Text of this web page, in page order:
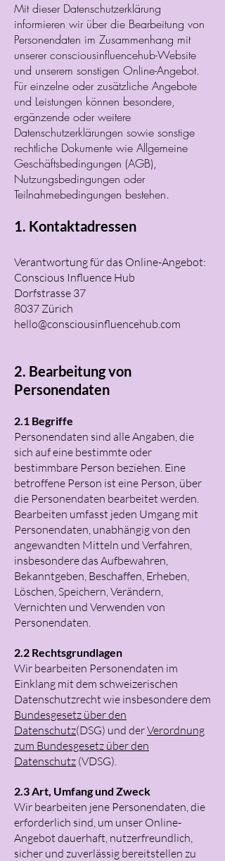
Mit dieser Datenschutzerklärung
informieren wir über die Bearbeitung von
Personendaten im Zusammenhang mit
unserer consciousinfluencehub-Website
und unserem sonstigen Online-Angebot.
Für einzelne oder zusätzliche Angebote
und Leistungen können besondere,
ergänzende oder weitere
Datenschutzerklärungen sowie sonstige
rechtliche Dokumente wie Allgemeine
Geschäftsbedingungen (AGB),
Nutzungsbedingungen oder
Teilnahmebedingungen bestehen.
1. Kontaktadressen
Verantwortung für das Online-Angebot:
Conscious Influence Hub
Dorfstrasse 37
8037 Zürich
hello@consciousinfluencehub.com
2. Bearbeitung von
Personendaten
2.1 Begriffe
Personendaten sind alle Angaben, die
sich auf eine bestimmte oder
bestimmbare Person beziehen. Eine
betroffene Person ist eine Person, über
die Personendaten bearbeitet werden.
Bearbeiten umfasst jeden Umgang mit
Personendaten, unabhängig von den
angewandten Mitteln und Verfahren,
insbesondere das Aufbewahren,
Bekanntgeben, Beschaffen, Erheben,
Löschen, Speichern, Verändern,
Vernichten und Verwenden von
Personendaten.
2.2 Rechtsgrundlagen
Wir bearbeiten Personendaten im
Einklang mit dem schweizerischen
Datenschutzrecht wie insbesondere dem
Bundesgesetz über den
Datenschutz(DSG) und derVerordnung
zum Bundesgesetz über den
Datenschutz (VDSG).
2.3 Art, Umfang und Zweck
Wir bearbeiten jene Personendaten, die
erforderlich sind, um unser Online-
Angebot dauerhaft, nutzerfreundlich,
sicher und zuverlässig bereitstellen zu